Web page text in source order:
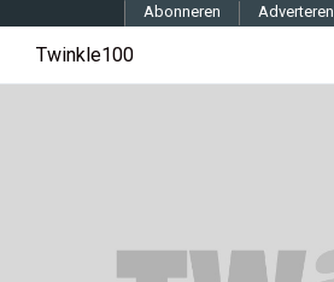
Twinkle100
Abonneren Adverteren